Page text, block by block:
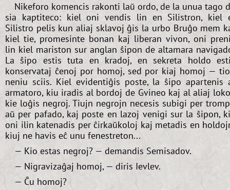
Nikeforo komencis rakonti laŭ ordo, de la unua tago
sia kaptiteco: kiel oni vendis lin en Silistron, kiel
Silistro pelis kun aliaj sklavoj ĝis la urbo Bruĝo mem
kiel tie, promesinte bonan kaj liberan vivon, oni
lin kiel mariston sur anglan ŝipon de altamara
La ŝipo estis tuta en kradoj, en sekreta holdo
konservataj ĉenoj por homoj, sed por kiaj homoj —
neniu sciis. Kiel evidentiĝis poste, la ŝipo apartenis
armatoro, kiu iradis al bordoj de Gvineo kaj al aliaj
kie loĝis negroj. Tiujn negrojn necesis subigi per
aŭ per pafado, kaj poste en lazoj venigi sur la ŝipon,
oni ilin katenadis per ĉirkaŭkoloj kaj metadis en
kiuj ne havis eĉ unu fenestreton...
— Kio estas negroj? — demandis Semisadov.
— Nigravizaĝaj homoj, — diris Ievlev.
— Ĉu homoj?